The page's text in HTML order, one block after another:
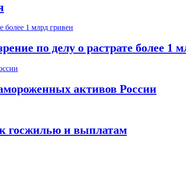
по делу о растрате более 1
активов России
госжилью и выплатам